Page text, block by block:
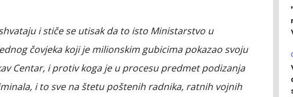
i stiče se utisak da to isto Ministarstvo u
čovjeka koji je milionskim gubicima pokazao svoju
Centar, i protiv koga je u procesu predmet podizanja
i to sve na štetu poštenih radnika, ratnih vojnih